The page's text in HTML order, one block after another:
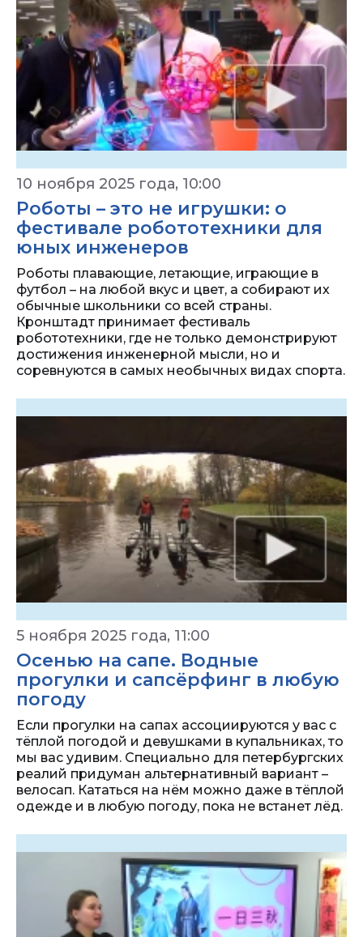
10 ноября 2025 года, 10:00
Роботы – это не игрушки: о
фестивале робототехники для
юных инженеров
Роботы плавающие, летающие, играющие в
футбол – на любой вкус и цвет, а собирают их
обычные школьники со всей страны.
Кронштадт принимает фестиваль
робототехники, где не только демонстрируют
достижения инженерной мысли, но и
соревнуются в самых необычных видах спорта.
5 ноября 2025 года, 11:00
Осенью на сапе. Водные
прогулки и сапсёрфинг в любую
погоду
Если прогулки на сапах ассоциируются у вас с
тёплой погодой и девушками в купальниках, то
мы вас удивим. Специально для петербургских
реалий придуман альтернативный вариант –
велосап. Кататься на нём можно даже в тёплой
одежде и в любую погоду, пока не встанет лёд.